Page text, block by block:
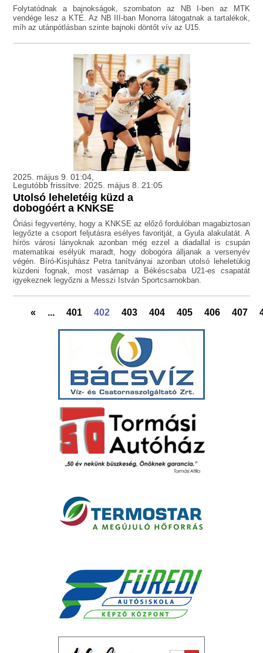
Folytatódnak a bajnokságok, szombaton az NB I-ben az MTK
vendége lesz a KTE. Az NB III-ban Monorra látogatnak a tartalékok,
míh az utánpótlásban szinte bajnoki döntőt vív az U15.
2025. május 9. 01:04,
Legutóbb frissítve: 2025. május 8. 21:05
Utolsó leheletéig küzd a
dobogóért a KNKSE
Óriási fegyvertény, hogy a KNKSE az előző fordulóban magabiztosan
legyőzte a csoport feljutásra esélyes favoritját, a Gyula alakulatát. A
hírös városi lányoknak azonban még ezzel a diadallal is csupán
matematikai esélyük maradt, hogy dobogóra álljanak a versenyév
végén. Bíró-Kisjuhász Petra tanítványai azonban utolsó leheletükig
küzdeni fognak, most vasárnap a Békéscsaba U21-es csapatát
igyekeznek legyőzni a Messzi István Sportcsarnokban.
« ... 401 402 403 404 405 406 407